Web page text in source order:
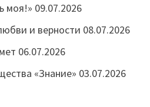
моя!» 09.07.2026
и верности 08.07.2026
06.07.2026
«Знание» 03.07.2026